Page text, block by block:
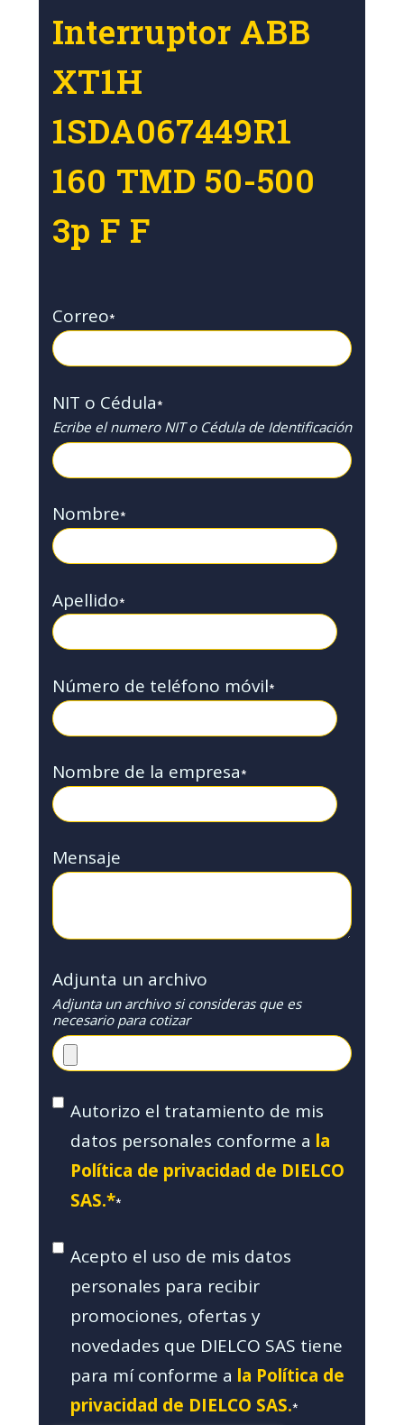
Interruptor ABB
XT1H
1SDA067449R1
160 TMD 50-500
3p F F
Correo*
NIT o Cédula*
Ecribe el numero NIT o Cédula de Identificación
Nombre*
Apellido*
Número de teléfono móvil*
Nombre de la empresa*
Mensaje
Adjunta un archivo
Adjunta un archivo si consideras que es
necesario para cotizar
Autorizo el tratamiento de mis
datos personales conforme a la
Política de privacidad de DIELCO
SAS.**
Acepto el uso de mis datos
personales para recibir
promociones, ofertas y
novedades que DIELCO SAS tiene
para mí conforme a la Política de
privacidad de DIELCO SAS.*